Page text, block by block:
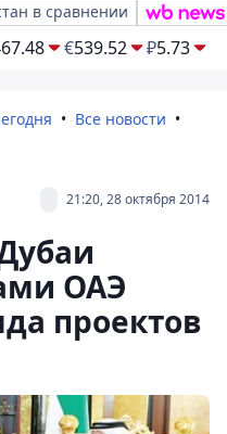
в сравнении
€539.52 ₽5.73
Все новости
21:20, 28 октября 2014
ОАЭ
проектов